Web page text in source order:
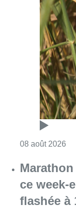
08 août 2026
ce week-
flashée à